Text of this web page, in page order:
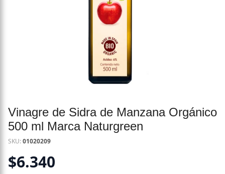
Vinagre de Sidra de Manzana Orgánico
500 ml Marca Naturgreen
SKU:01020209
$6.340